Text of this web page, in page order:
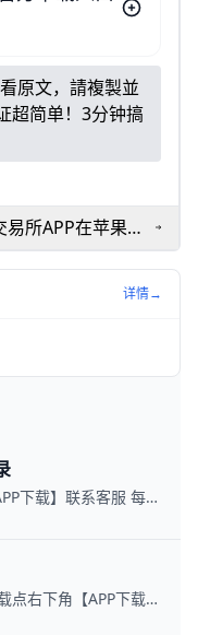
原文，請複製並
超简单！3分钟搞
易所APP在苹果手
用指南：iOS下载
详情→
欧亿加密APP下载点右下角【APP下载】联系客服 每日更新可用链接
安卓手机下载 欧亿加密APP下载点右下角【APP下载】联系客服 每日更新可用链接